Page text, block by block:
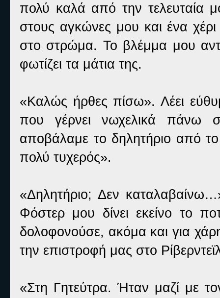
πολύ καλά από την τελευταία
στους αγκώνες μου και ένα
στο στρώμα. Το βλέμμα μου
φωτίζει τα μάτια της.
«Καλώς ήρθες πίσω». Λέει
που γέρνει νωχελικά πάνω
αποβάλαμε το δηλητήριο από
πολύ τυχερός».
«Δηλητήριο; Δεν
Φόστερ μου δίνει εκείνο το
δολοφονούσε, ακόμα και για
την επιστροφή μας στο
«Στη Γητεύτρα. Ήταν μαζί με